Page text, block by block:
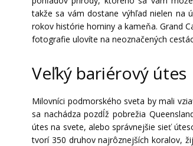
takže sa vám dostane výhľad nielen na
rokov histórie horniny a kameňa. Grand
fotografie ulovíte na neoznačených
Veľký bariérový útes
Milovníci podmorského sveta by mali
sa nachádza pozdĺž pobrežia
útes na svete, alebo správnejšie sieť
tvorí 350 druhov najrôznejších koralov,